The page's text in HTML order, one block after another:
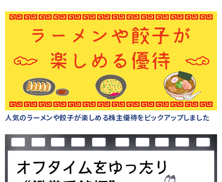
人気のラーメンや餃子が楽しめる株主優待をピックアップしました